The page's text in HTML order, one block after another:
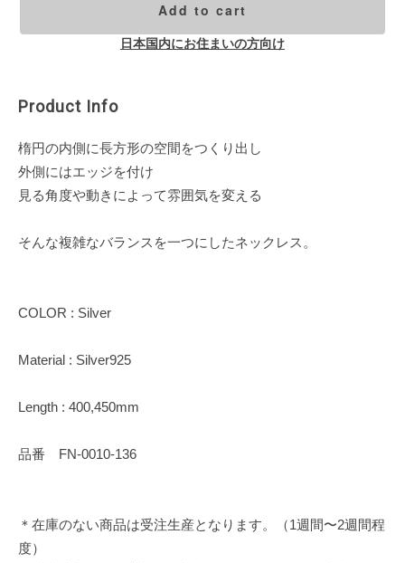
Add to cart
日本国内にお住まいの方向け
Product Info
楕円の内側に長方形の空間をつくり出し
外側にはエッジを付け
見る角度や動きによって雰囲気を変える
そんな複雑なバランスを一つにしたネックレス。
COLOR : Silver
Material : Silver925
Length : 400,450mm
品番 FN-0010-136
＊在庫のない商品は受注生産となります。（1週間〜2週間程
度）